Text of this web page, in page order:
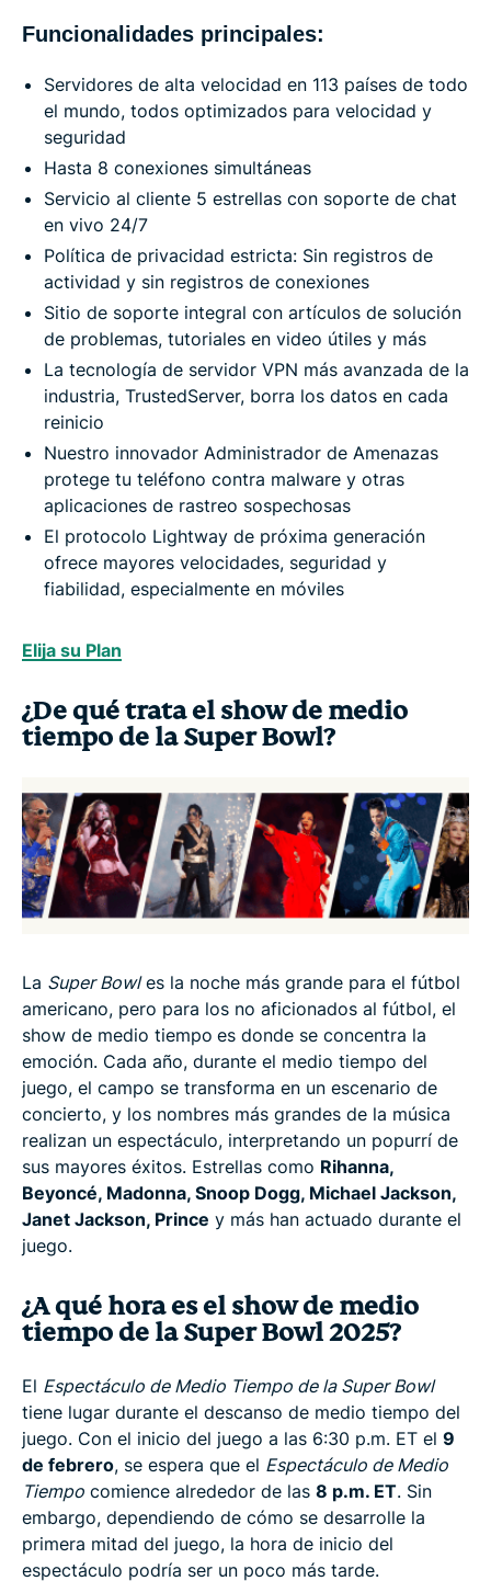
Funcionalidades principales:
Servidores de alta velocidad en 113 países de todo
el mundo, todos optimizados para velocidad y
seguridad
Hasta 8 conexiones simultáneas
Servicio al cliente 5 estrellas con soporte de chat
en vivo 24/7
Política de privacidad estricta: Sin registros de
actividad y sin registros de conexiones
Sitio de soporte integral con artículos de solución
de problemas, tutoriales en video útiles y más
La tecnología de servidor VPN más avanzada de la
industria, TrustedServer, borra los datos en cada
reinicio
Nuestro innovador Administrador de Amenazas
protege tu teléfono contra malware y otras
aplicaciones de rastreo sospechosas
El protocolo Lightway de próxima generación
ofrece mayores velocidades, seguridad y
fiabilidad, especialmente en móviles
Elija su Plan
¿De qué trata el show de medio
tiempo de la Super Bowl?
La Super Bowles la noche más grande para el fútbol
americano, pero para los no aficionados al fútbol, el
show de medio tiempo es donde se concentra la
emoción. Cada año, durante el medio tiempo del
juego, el campo se transforma en un escenario de
concierto, y los nombres más grandes de la música
realizan un espectáculo, interpretando un popurrí de
sus mayores éxitos. Estrellas como Rihanna,
Beyoncé, Madonna, Snoop Dogg, Michael Jackson,
Janet Jackson, Prince y más han actuado durante el
juego.
¿A qué hora es el show de medio
tiempo de la Super Bowl 2025?
El Espectáculo de Medio Tiempo de la Super Bowl
tiene lugar durante el descanso de medio tiempo del
juego. Con el inicio del juego a las 6:30 p.m. ET el 9
de febrero, se espera que el Espectáculo de Medio
Tiempo comience alrededor de las 8 p.m. ET. Sin
embargo, dependiendo de cómo se desarrolle la
primera mitad del juego, la hora de inicio del
espectáculo podría ser un poco más tarde.